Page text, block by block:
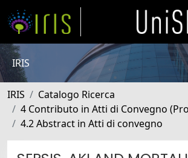
IRIS
IRIS
Catalogo Ricerca
4 Contributo in Atti di Convegno
4.2 Abstract in Atti di convegno